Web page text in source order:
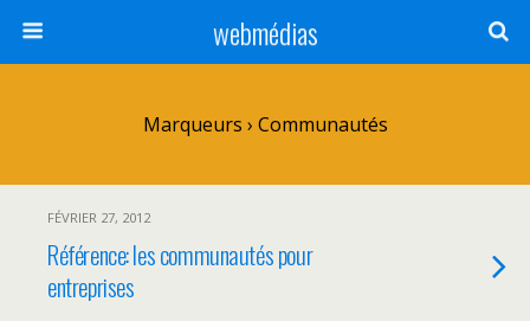
webmédias
Marqueurs › Communautés
FÉVRIER 27, 2012
Référence: les communautés pour
entreprises